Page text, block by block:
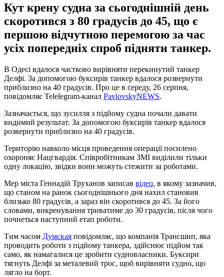
Кут крену судна за сьогоднішній день
скоротився з 80 градусів до 45, що є
першою відчутною перемогою за час
усіх попередніх спроб підняти танкер.
В Одесі вдалося частково вирівняти перекинутий танкер
Делфі. За допомогою буксирів танкер вдалося розвернути
приблизно на 40 градусів. Про це в середу, 26 серпня,
повідомляє Telelegram-канал PavlovskyNEWS.
Зазначається, що зусилля з підйому судна почали давати
видимий результат. За допомогою буксирів танкер вдалося
розвернути приблизно на 40 градусів.
Територію навколо місця проведення операції посилено
охороняє Нацгвардія. Співробітникам ЗМІ виділили тільки
одну локацію, звідки вони можуть стежити за роботами.
Мер міста Геннадій Труханов записав відео, в якому зазначив,
що станом на ранок сьогоднішнього дня нахил становив
близько 80 градусів, а зараз він скоротився до 45. За його
словами, викренування триватиме до 30 градусів, після чого
почнеться наступний етап роботи.
Тим часом Думская повідомляє, що компанія Трансшип, яка
проводить роботи з підйому танкера, здійснює підйом так
само, як намагалися це зробити судновласники. Буксири
тягнуть Делфі за металевий трос, щоб вирівняти судно, що
лягло на борт.